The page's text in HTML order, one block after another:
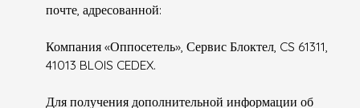
почте, адресованной:
Компания «Оппосетель», Сервис Блоктел, CS 61311,
41013 BLOIS CEDEX.
Для получения дополнительной информации об